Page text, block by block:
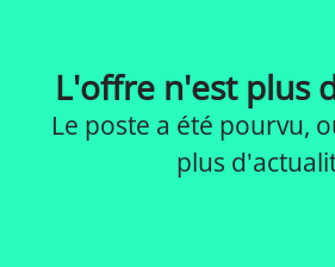
L'offre n'est plus
Le poste a été pourvu,
plus